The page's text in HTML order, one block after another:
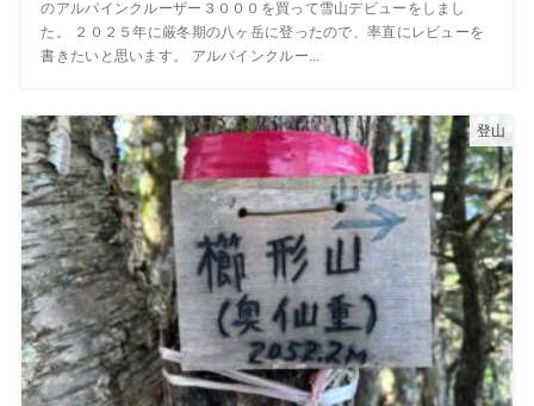
のアルパインクルーザー３０００を買って雪山デビューをしまし
た。 ２０２５年に厳冬期の八ヶ岳に登ったので、率直にレビューを
書きたいと思います。 アルパインクルー...
登山